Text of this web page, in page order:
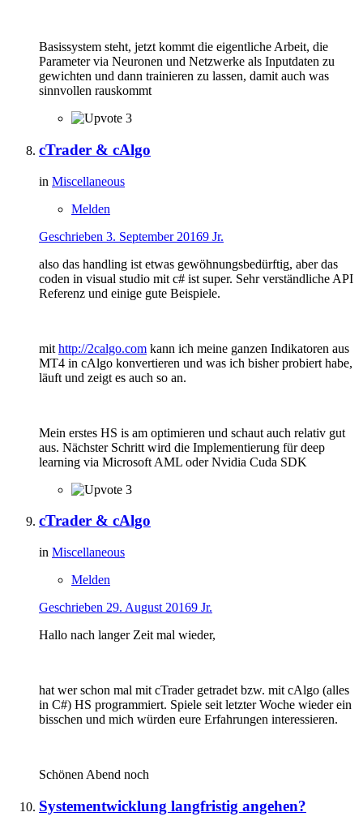
Basissystem steht, jetzt kommt die eigentliche Arbeit, die
Parameter via Neuronen und Netzwerke als Inputdaten zu
gewichten und dann trainieren zu lassen, damit auch was
sinnvollen rauskommt
3
cTrader & cAlgo
in Miscellaneous
Melden
Geschrieben 3. September 20169 Jr.
also das handling ist etwas gewöhnungsbedürftig, aber das
coden in visual studio mit c# ist super. Sehr verständliche API
Referenz und einige gute Beispiele.
mit http://2calgo.com kann ich meine ganzen Indikatoren aus
MT4 in cAlgo konvertieren und was ich bisher probiert habe,
läuft und zeigt es auch so an.
Mein erstes HS is am optimieren und schaut auch relativ gut
aus. Nächster Schritt wird die Implementierung für deep
learning via Microsoft AML oder Nvidia Cuda SDK
3
cTrader & cAlgo
in Miscellaneous
Melden
Geschrieben 29. August 20169 Jr.
Hallo nach langer Zeit mal wieder,
hat wer schon mal mit cTrader getradet bzw. mit cAlgo (alles
in C#) HS programmiert. Spiele seit letzter Woche wieder ein
bisschen und mich würden eure Erfahrungen interessieren.
Schönen Abend noch
Systementwicklung langfristig angehen?